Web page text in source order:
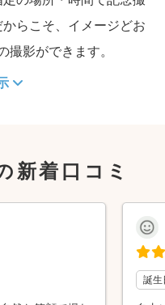
らこそ、イメージどお
撮影ができます。
新着口コミ
誕生